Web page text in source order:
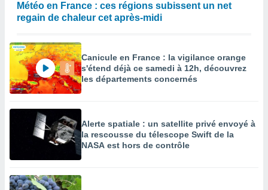
Météo en France : ces régions subissent un net
regain de chaleur cet après-midi
Canicule en France : la vigilance orange
s'étend déjà ce samedi à 12h, découvrez
les départements concernés
Alerte spatiale : un satellite privé envoyé à
la rescousse du télescope Swift de la
NASA est hors de contrôle